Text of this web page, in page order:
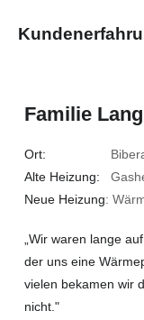
Familie Lang
Ort:
Alte Heizung:
Neue Heizung:
„Wir waren lange
der uns eine
vielen bekamen wir
nicht."